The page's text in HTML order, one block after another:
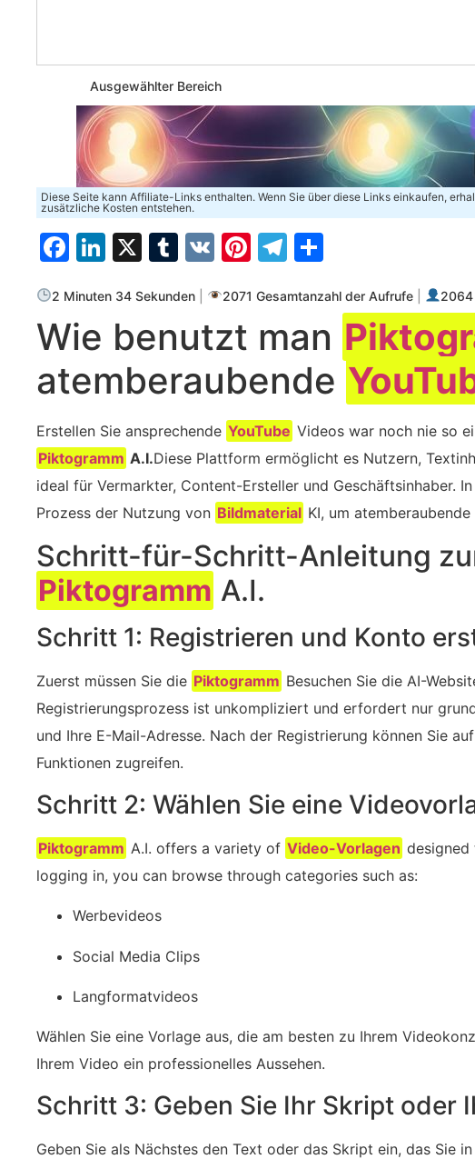
Ausgewählter Bereich
Diese Seite kann Affiliate-Links enthalten. Wenn Sie über diese Links einkaufen,
zusätzliche Kosten entstehen.
Facebook
LinkedIn
X Tumblr
VK Pinterest
Telegram
2 Minuten 34 Sekunden 2071 Gesamtanzahl der Aufrufe
Wie benutzt man
atemberaubende
Erstellen Sie ansprechende YouTube Videos war noch nie so
Piktogramm A.I.Diese Plattform ermöglicht es Nutzern,
ideal für Vermarkter, Content-Ersteller und Geschäftsinhaber.
Prozess der Nutzung von Bildmaterial KI, um atemberaubende
Schritt-für-Schritt-Anleitung
Piktogramm A.I.
Schritt 1: Registrieren und Konto
Zuerst müssen Sie die Piktogramm Besuchen Sie die AI-
Registrierungsprozess ist unkompliziert und erfordert nur
und Ihre E-Mail-Adresse. Nach der Registrierung können Sie
Funktionen zugreifen.
Schritt 2: Wählen Sie eine
Piktogramm A.I. offers a ⁢variety of Video-Vorlagen
logging in, you can browse through ‍categories such​ as:
Werbevideos
Social Media Clips
Langformatvideos
Wählen Sie eine Vorlage aus, die am besten zu Ihrem
Ihrem Video ein professionelles Aussehen.
Schritt 3: Geben Sie Ihr Skript oder
Geben Sie als Nächstes den Text oder das Skript ein, das Sie